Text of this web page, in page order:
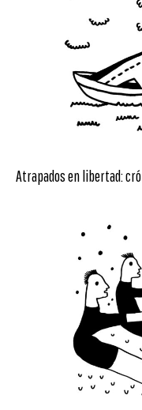
Atrapados en libertad: